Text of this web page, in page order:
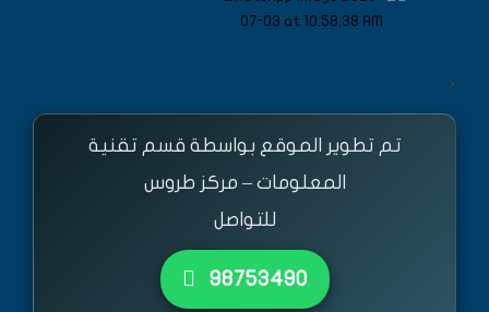
<
تم تطوير الموقع بواسطة قسم تقنية
المعلومات – مركز طروس
للتواصل
٩٨٧٥٣٤٩٠